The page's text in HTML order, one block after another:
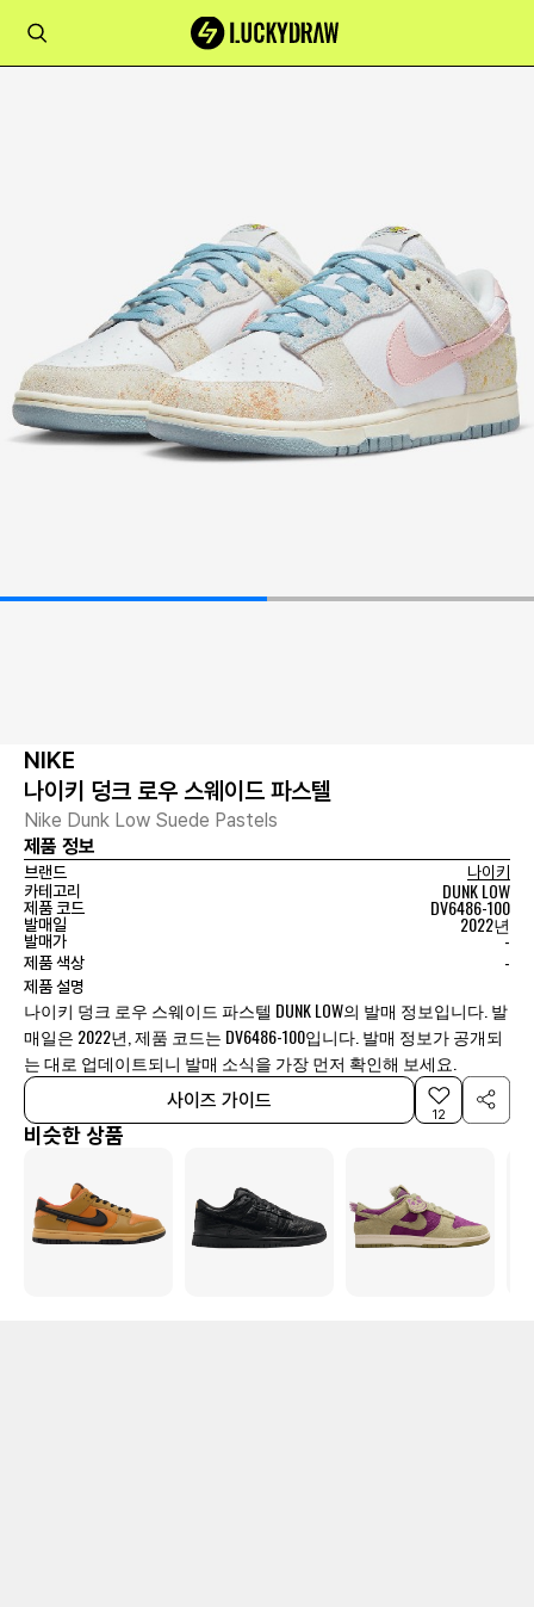
NIKE
나이키 덩크 로우 스웨이드 파스텔
Nike Dunk Low Suede Pastels
제품 정보
브랜드
나이키
카테고리
DUNK LOW
제품 코드 DV6486-100
발매일 2022년
발매가 -
제품 색상 -
제품 설명
나이키 덩크 로우 스웨이드 파스텔 DUNK LOW의 발매 정보입니다. 발
매일은 2022년, 제품 코드는 DV6486-100입니다. 발매 정보가 공개되
는 대로 업데이트되니 발매 소식을 가장 먼저 확인해 보세요.
사이즈 가이드
12
비슷한 상품